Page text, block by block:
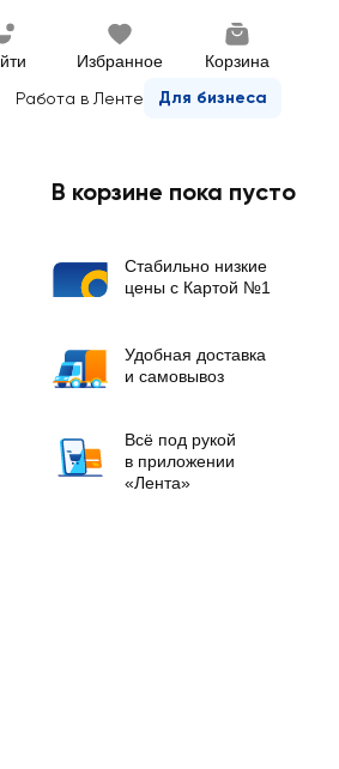
Избранное Корзина
Работа в Ленте Для бизнеса
В корзине пока пусто
Стабильно низкие
цены с Картой №1
Удобная доставка
и самовывоз
Всё под рукой
в приложении
«Лента»